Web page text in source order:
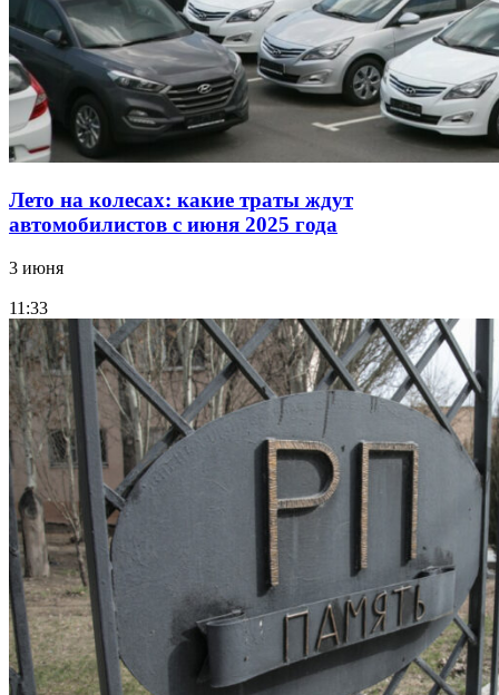
Лето на колесах: какие траты ждут
автомобилистов с июня 2025 года
3 июня
11:33